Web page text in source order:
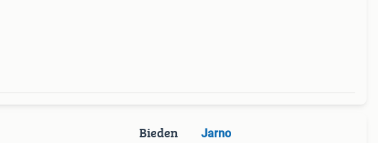
Bieden Jarno